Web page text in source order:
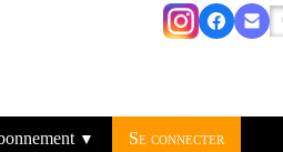
▼ Se connecter